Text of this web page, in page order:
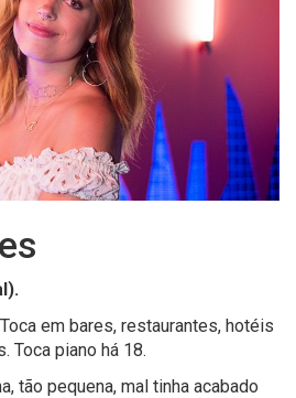
Toca em bares, restaurantes, hotéis
Toca piano há 18.
tão pequena, mal tinha acabado